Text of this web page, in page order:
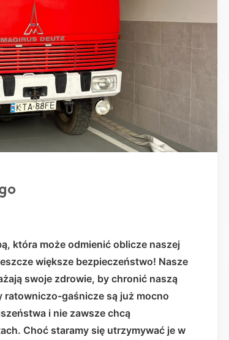
która może odmienić oblicze naszej
większe bezpieczeństwo! Nasze
swoje zdrowie, by chronić naszą
ratowniczo-gaśnicze są już mocno
i nie zawsze chcą
Choć staramy się utrzymywać je w